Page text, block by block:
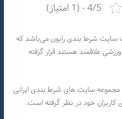
4/5 - (1 امتیاز)
سایت شرط بندی رایون می‌باشد که
علاقمند هستند قرار گرفته
سایت های شرط بندی ایرانی
کاربران خود در نظر گرفته است.